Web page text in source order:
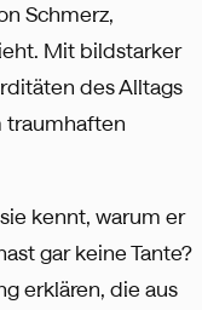
Schmerz,
Mit bildstarker
des Alltags
traumhaften
kennt, warum er
gar keine Tante?
erklären, die aus